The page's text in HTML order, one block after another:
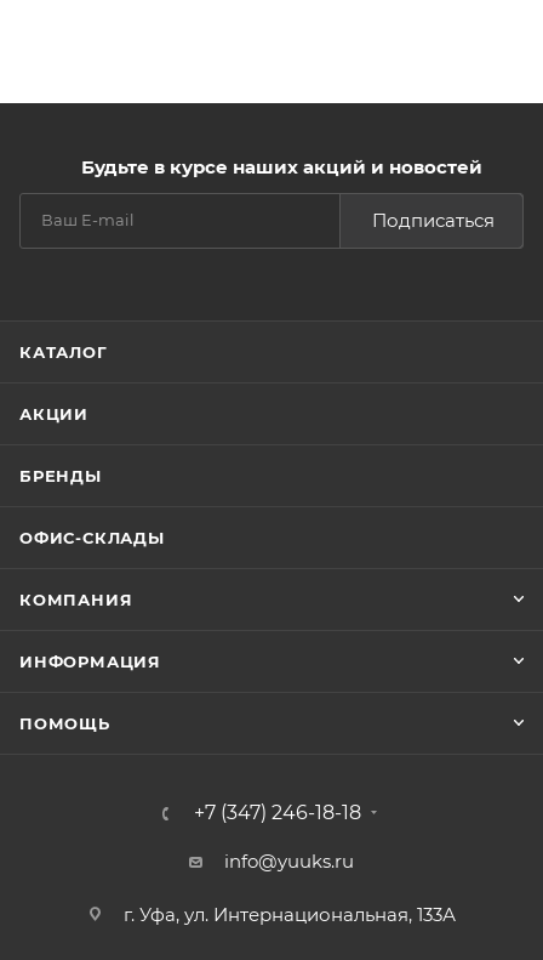
Будьте в курсе наших акций и новостей
Подписаться
КАТАЛОГ
АКЦИИ
БРЕНДЫ
ОФИС-СКЛАДЫ
КОМПАНИЯ
ИНФОРМАЦИЯ
ПОМОЩЬ
+7 (347) 246-18-18
info@yuuks.ru
г. Уфа, ул. Интернациональная, 133А